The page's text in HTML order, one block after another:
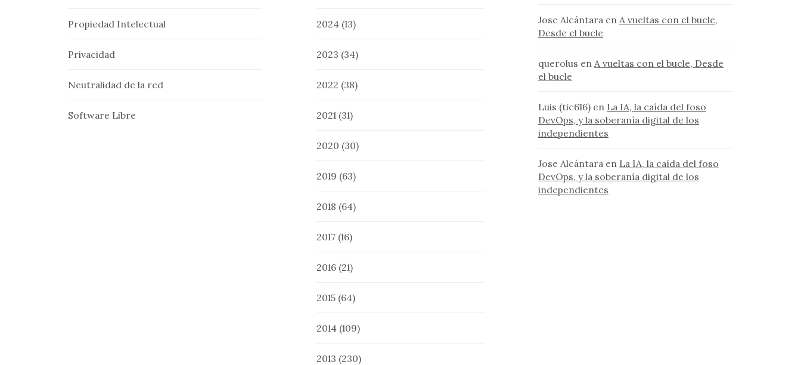
Propiedad Intelectual
Privacidad
Neutralidad de la red
Software Libre
2024 (13)
2023 (34)
2022 (38)
2021 (31)
2020 (30)
2019 (63)
2018 (64)
2017 (16)
2016 (21)
2015 (64)
2014 (109)
2013 (230)
Jose Alcántara en A vueltas con el bucle,
Desde el bucle
querolus en A vueltas con el bucle, Desde
el bucle
Luis (tic616) en La IA, la caída del foso
DevOps, y la soberanía digital de los
independientes
Jose Alcántara en La IA, la caída del foso
DevOps, y la soberanía digital de los
independientes